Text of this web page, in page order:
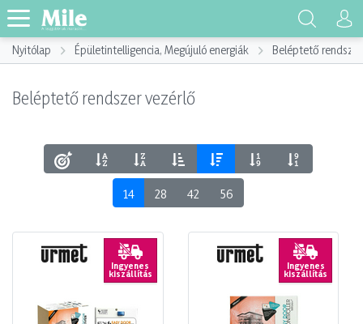
Nyitólap Épületintelligencia, Megújuló energiák Beléptető rendszer
Beléptető rendszer vezérlő
14 28 42 56
Ingyenes
kiszállítás
Ingyenes
kiszállítás